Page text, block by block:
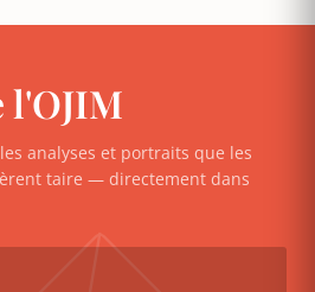
l'OJIM
analyses et portraits que les
taire — directement dans